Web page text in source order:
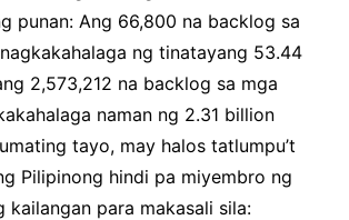
punan: Ang 66,800 na backlog sa
ng tinatayang 53.44
2,573,212 na backlog sa mga
naman ng 2.31 billion
tayo, may halos tatlumpu’t
Pilipinong hindi pa miyembro ng
kailangan para makasali sila: